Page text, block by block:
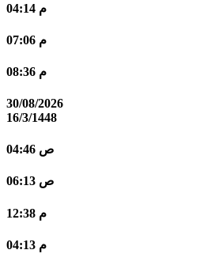
04:14 م
07:06 م
08:36 م
30/08/2026
16/3/1448
04:46 ص
06:13 ص
12:38 م
04:13 م